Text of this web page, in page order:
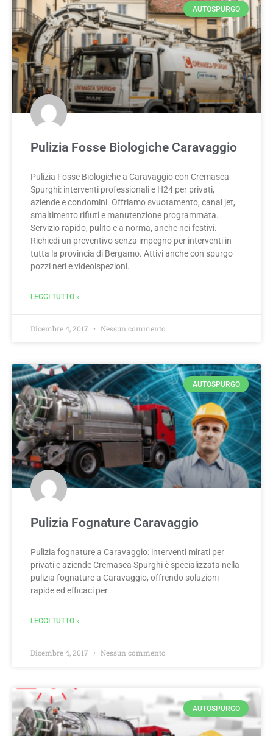
AUTOSPURGO
Pulizia Fosse Biologiche Caravaggio
Pulizia Fosse Biologiche a Caravaggio con Cremasca
Spurghi: interventi professionali e H24 per privati,
aziende e condomini. Offriamo svuotamento, canal jet,
smaltimento rifiuti e manutenzione programmata.
Servizio rapido, pulito e a norma, anche nei festivi.
Richiedi un preventivo senza impegno per interventi in
tutta la provincia di Bergamo. Attivi anche con spurgo
pozzi neri e videoispezioni.
LEGGI TUTTO »
Dicembre 4, 2017 Nessun commento
AUTOSPURGO
Pulizia Fognature Caravaggio
Pulizia fognature a Caravaggio: interventi mirati per
privati e aziende Cremasca Spurghi è specializzata nella
pulizia fognature a Caravaggio, offrendo soluzioni
rapide ed efficaci per
LEGGI TUTTO »
Dicembre 4, 2017 Nessun commento
AUTOSPURGO